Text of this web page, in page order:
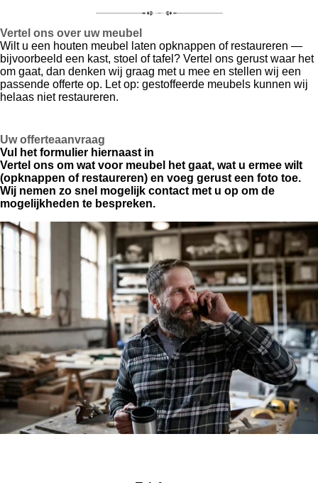
Vertel ons over uw meubel
Wilt u een houten meubel laten opknappen of restaureren —
bijvoorbeeld een kast, stoel of tafel? Vertel ons gerust waar het
om gaat, dan denken wij graag met u mee en stellen wij een
passende offerte op. Let op: gestoffeerde meubels kunnen wij
helaas niet restaureren.
Uw offerteaanvraag
Vul het formulier hiernaast in
Vertel ons om wat voor meubel het gaat, wat u ermee wilt
(opknappen of restaureren) en voeg gerust een foto toe.
Wij nemen zo snel mogelijk contact met u op om de
mogelijkheden te bespreken.